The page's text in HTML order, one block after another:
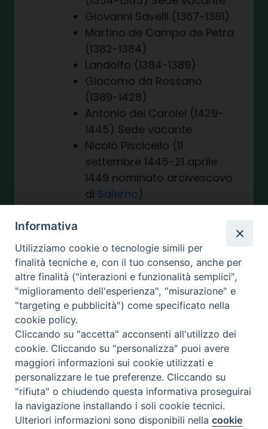
Giovanni Savelli (1367-1381)
Martino de Campo de Petra
(1382-1384)
Landolfo (1384-1389)
Giacomo da Rossano
(1389-1428)
Antonio dei Carolei (1429-
1445) Sede vacante
Nicolò Piscicello (11
settembre 1445-21 aprile
1449 nominato arcivescovo
di Salerno)
Giovanni de’ Freddi Pennati
deceduto
Goffredo (1475-1487)
Bernardino Ferrari (22
settembre 1487 –
1498 deceduto)
dicembre 1498 –
1530 deceduto)
Fabio Arcella (24 gennaio
1530 – 5
marzo 1537 nominato
vescovo diPolicastro)
Preferenze Cookie
Informativa
Utilizziamo cookie o tecnologie simili per
finalità tecniche e, con il tuo consenso, anche per
altre finalità ("interazioni e funzionalità semplici",
"miglioramento dell'esperienza", "misurazione" e
"targeting e pubblicità") come specificato nella
cookie policy.
Cliccando su "accetta" acconsenti all'utilizzo dei
cookie. Cliccando su "personalizza" puoi avere
maggiori informazioni sui cookie utilizzati e
personalizzare le tue preferenze. Cliccando su
"rifiuta" o chiudendo questa informativa proseguirai
la navigazione installando i soli cookie tecnici.
Ulteriori informazioni sono disponibili nellacookie